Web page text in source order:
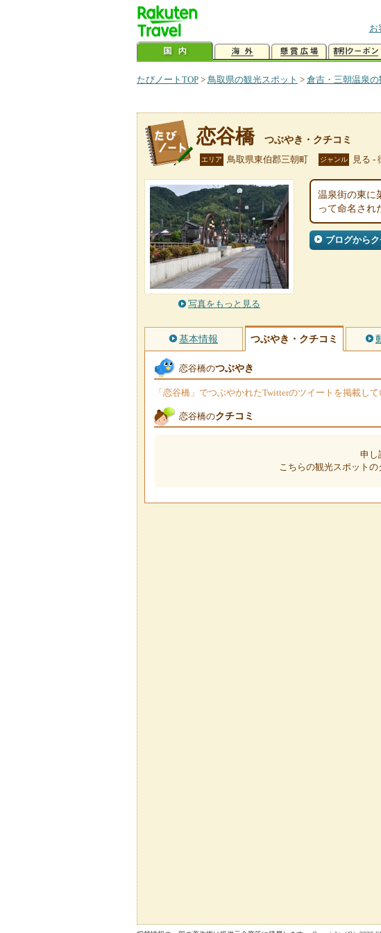
お
たびノートTOP > 鳥取県の観光スポット > 倉吉・三朝温泉の
恋谷橋 つぶやき・クチコミ
エリア 鳥取県東伯郡三朝町 ジャンル 見る -
写真をもっと見る
温泉街の東に
って命名され
ブログから
基本情報 つぶやき・クチコミ
恋谷橋のつぶやき
「恋谷橋」でつぶやかれたTwitterのツイートを掲載して
恋谷橋のクチコミ
申し
こちらの観光スポットの